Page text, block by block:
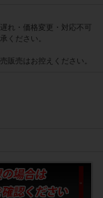
れ・価格変更・対応不可
ください。
販売はお控えください。